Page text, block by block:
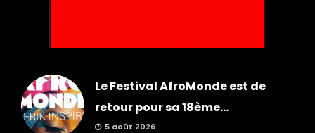
Le Festival AfroMonde est de
retour pour sa 18ème...
5 août 2026